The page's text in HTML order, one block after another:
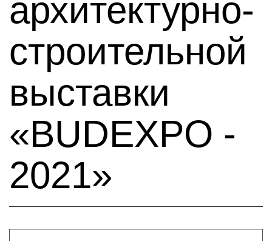
архитектурно-
строительной
выставки
«BUDEXPO -
2021»